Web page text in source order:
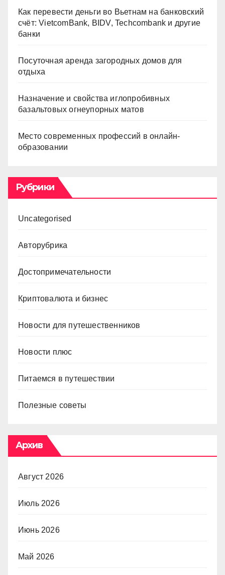
Как перевести деньги во Вьетнам на банковский
счёт: VietcomBank, BIDV, Techcombank и другие
банки
Посуточная аренда загородных домов для
отдыха
Назначение и свойства иглопробивных
базальтовых огнеупорных матов
Место современных профессий в онлайн-
образовании
Рубрики
Uncategorised
Авторубрика
Достопримечательности
Криптовалюта и бизнес
Новости для путешественников
Новости плюс
Питаемся в путешествии
Полезные советы
Архив
Август 2026
Июль 2026
Июнь 2026
Май 2026